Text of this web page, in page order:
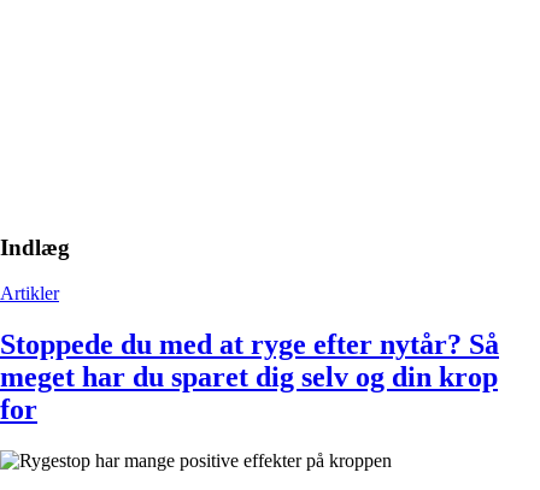
Indlæg
Artikler
Stoppede du med at ryge efter nytår? Så
meget har du sparet dig selv og din krop
for